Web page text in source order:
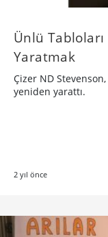
Ünlü
Yaratmak
Çizer ND
yeniden yarattı.
2 yıl önce